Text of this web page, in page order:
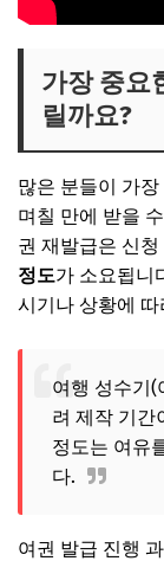
가장 중요
릴까요?
많은 분들이 가
며칠 만에 받을
권 재발급은 신청
정도가 소요됩니
시기나 상황에
여행 성수기(
려 제작 기간
정도는 여유
다.
여권 발급 진행